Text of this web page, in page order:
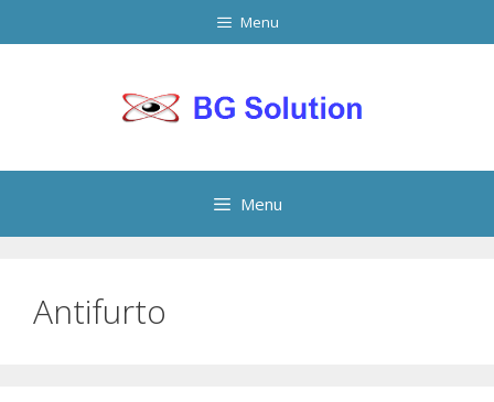
al
Menu
Menu
Antifurto